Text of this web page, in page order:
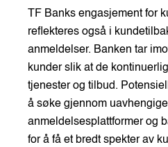
TF Banks engasjement for
reflekteres også i
anmeldelser. Banken tar
kunder slik at de
tjenester og tilbud.
å søke gjennom uavhengige
anmeldelsesplattformer og
for å få et bredt spekter av